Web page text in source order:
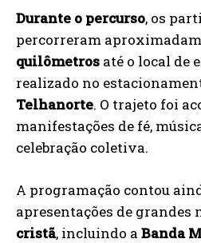
Durante o percurso, os
percorreram
quilômetros até o local de
realizado no
Telhanorte. O trajeto foi
manifestações de fé,
celebração coletiva.
A programação contou
apresentações de grandes
cristã, incluindo a Banda